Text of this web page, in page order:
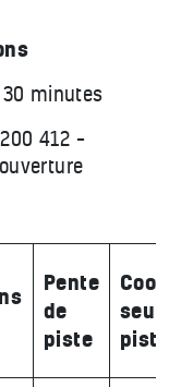
minutes
412 –
Pente
de
piste
piste